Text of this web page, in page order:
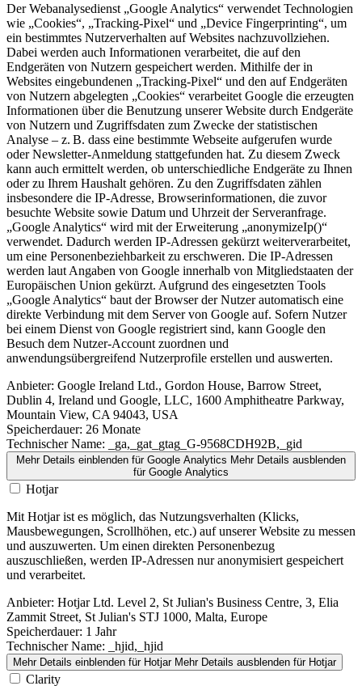
Der Webanalysedienst „Google Analytics“ verwendet Technologien
wie „Cookies“, „Tracking-Pixel“ und „Device Fingerprinting“, um
ein bestimmtes Nutzerverhalten auf Websites nachzuvollziehen.
Dabei werden auch Informationen verarbeitet, die auf den
Endgeräten von Nutzern gespeichert werden. Mithilfe der in
Websites eingebundenen „Tracking-Pixel“ und den auf Endgeräten
von Nutzern abgelegten „Cookies“ verarbeitet Google die erzeugten
Informationen über die Benutzung unserer Website durch Endgeräte
von Nutzern und Zugriffsdaten zum Zwecke der statistischen
Analyse – z. B. dass eine bestimmte Webseite aufgerufen wurde
oder Newsletter-Anmeldung stattgefunden hat. Zu diesem Zweck
kann auch ermittelt werden, ob unterschiedliche Endgeräte zu Ihnen
oder zu Ihrem Haushalt gehören. Zu den Zugriffsdaten zählen
insbesondere die IP-Adresse, Browserinformationen, die zuvor
besuchte Website sowie Datum und Uhrzeit der Serveranfrage.
„Google Analytics“ wird mit der Erweiterung „anonymizeIp()“
verwendet. Dadurch werden IP-Adressen gekürzt weiterverarbeitet,
um eine Personenbeziehbarkeit zu erschweren. Die IP-Adressen
werden laut Angaben von Google innerhalb von Mitgliedstaaten der
Europäischen Union gekürzt. Aufgrund des eingesetzten Tools
„Google Analytics“ baut der Browser der Nutzer automatisch eine
direkte Verbindung mit dem Server von Google auf. Sofern Nutzer
bei einem Dienst von Google registriert sind, kann Google den
Besuch dem Nutzer-Account zuordnen und
anwendungsübergreifend Nutzerprofile erstellen und auswerten.
Anbieter: Google Ireland Ltd., Gordon House, Barrow Street,
Dublin 4, Ireland und Google, LLC, 1600 Amphitheatre Parkway,
Mountain View, CA 94043, USA
Speicherdauer: 26 Monate
Technischer Name: _ga,_gat_gtag_G-9568CDH92B,_gid
Mehr Details einblenden für Google Analytics Mehr Details ausblenden
für Google Analytics
Hotjar
Mit Hotjar ist es möglich, das Nutzungsverhalten (Klicks,
Mausbewegungen, Scrollhöhen, etc.) auf unserer Website zu messen
und auszuwerten. Um einen direkten Personenbezug
auszuschließen, werden IP-Adressen nur anonymisiert gespeichert
und verarbeitet.
Anbieter: Hotjar Ltd. Level 2, St Julian's Business Centre, 3, Elia
Zammit Street, St Julian's STJ 1000, Malta, Europe
Speicherdauer: 1 Jahr
Technischer Name: _hjid,_hjid
Mehr Details einblenden für Hotjar Mehr Details ausblenden für Hotjar
Clarity